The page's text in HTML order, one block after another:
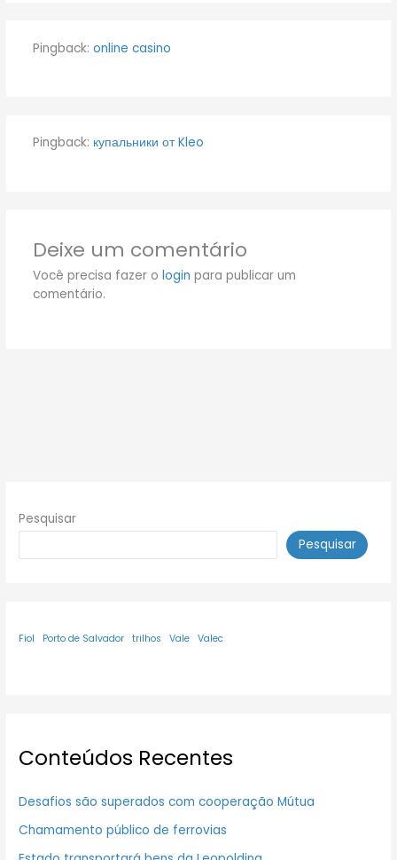
Pingback: online casino
Pingback: купальники от Kleo
Deixe um comentário
Você precisa fazer o login para publicar um
comentário.
Pesquisar
Pesquisar
Fiol Porto de Salvador trilhos Vale Valec
Conteúdos Recentes
Desafios são superados com cooperação Mútua
Chamamento público de ferrovias